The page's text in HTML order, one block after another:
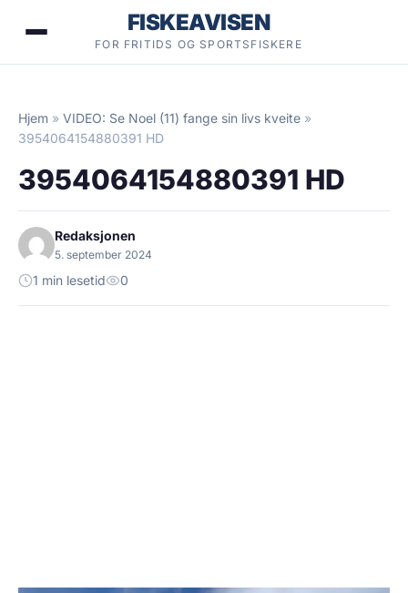
FISKEAVISEN
FOR FRITIDS OG SPORTSFISKERE
Hjem » VIDEO: Se Noel (11) fange sin livs kveite »
3954064154880391 HD
3954064154880391 HD
Redaksjonen
5. september 2024
1 min lesetid 0